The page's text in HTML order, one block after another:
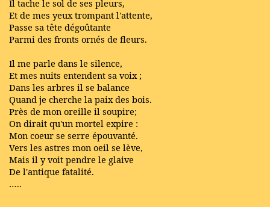
Il tache le sol de ses pleurs,
Et de mes yeux trompant l'attente,
Passe sa tête dégoûtante
Parmi des fronts ornés de fleurs.
Il me parle dans le silence,
Et mes nuits entendent sa voix ;
Dans les arbres il se balance
Quand je cherche la paix des bois.
Près de mon oreille il soupire;
On dirait qu'un mortel expire :
Mon coeur se serre épouvanté.
Vers les astres mon oeil se lève,
Mais il y voit pendre le glaive
De l'antique fatalité.
…..